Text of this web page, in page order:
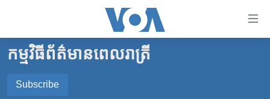
គេហទំព័រ​
ទាក់ទង
រំលង​
កម្ពុជា
អន្តរជាតិ
កម្មវិធី​ព័ត៌មាន​ពេលរាត្រី
Subscribe